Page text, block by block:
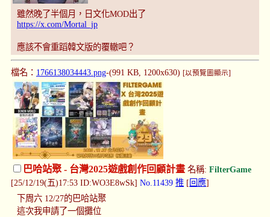
雖然晚了半個月，日文化MOD出了
https://x.com/Mortal_jp
應該不會重蹈韓文版的覆轍吧？
檔名： 1766138034443.png-(991 KB, 1200x630) [以預覽圖顯示]
巴哈站聚 - 台灣2025遊戲創作回顧計畫 名稱: FilterGame
[25/12/19(五)17:53 ID:WO3E8wSk] No.11439 推 [ 回應]
下周六 12/27的巴哈站聚
這次我申請了一個攤位